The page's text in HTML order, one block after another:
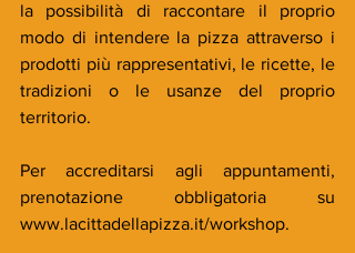
la possibilità di raccontare il proprio
modo di intendere la pizza attraverso i
prodotti più rappresentativi, le ricette, le
tradizioni o le usanze del proprio
territorio.
Per accreditarsi agli appuntamenti,
prenotazione obbligatoria su
www.lacittadellapizza.it/workshop.